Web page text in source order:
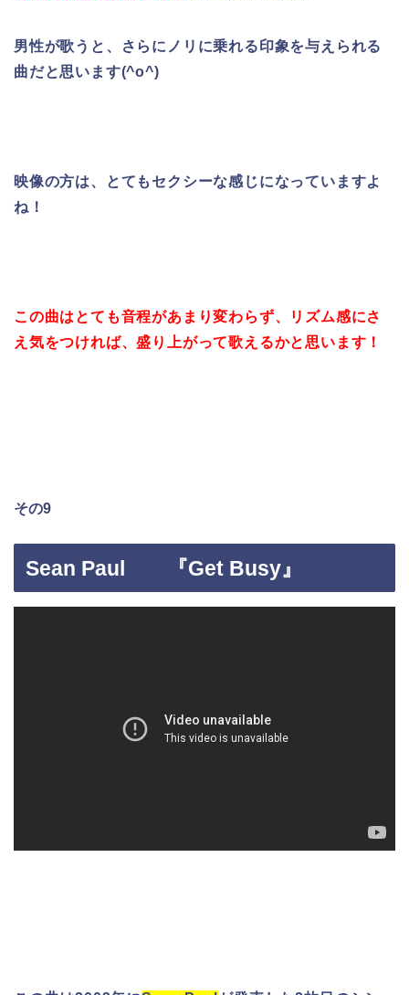
男性が歌うと、さらにノリに乗れる印象を与えられる
曲だと思います(^o^)
映像の方は、とてもセクシーな感じになっていますよ
ね！
この曲はとても音程があまり変わらず、リズム感にさ
え気をつければ、盛り上がって歌えるかと思います！
その9
Sean Paul 『Get Busy』